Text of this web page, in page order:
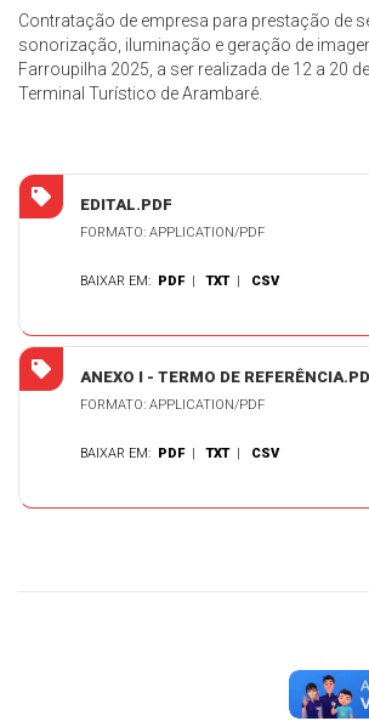
Contratação de empresa para prestação de
sonorização, iluminação e geração de
Farroupilha 2025, a ser realizada de 12 a 20
Terminal Turístico de Arambaré.
EDITAL.PDF
FORMATO: APPLICATION/PDF
BAIXAR EM: PDF |TXT | CSV
ANEXO I - TERMO DE
FORMATO: APPLICATION/PDF
BAIXAR EM: PDF |TXT | CSV